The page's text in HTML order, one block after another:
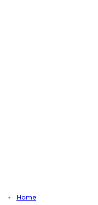
Home